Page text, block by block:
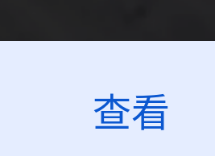
查看